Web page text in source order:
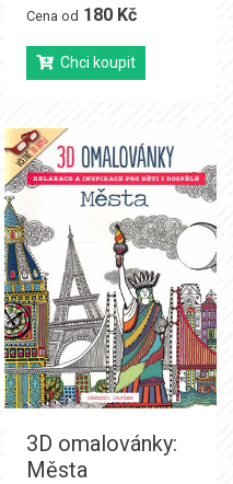
Cena od 180 Kč
Chci koupit
3D omalovánky:
Města